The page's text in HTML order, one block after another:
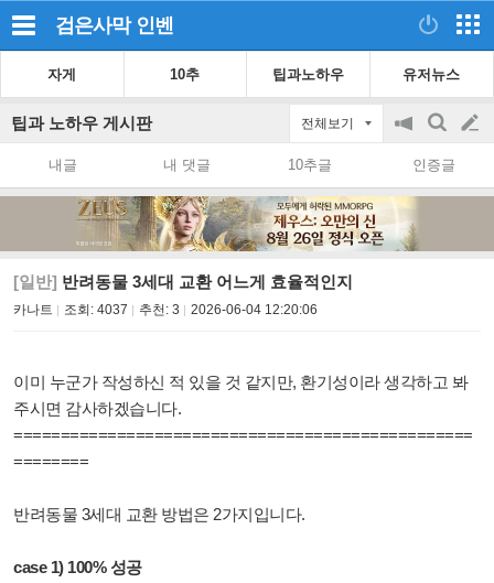
검은사막 인벤
자게 10추 팁과노하우 유저뉴스
팁과 노하우 게시판 전체보기
공
on/off
검
색
글
쓰
내글 내 댓글 10추글 인증글
[일반] 반려동물 3세대 교환 어느게 효율적인지
카나트 조회: 4037 추천: 3 2026-06-04 12:20:06
이미 누군가 작성하신 적 있을 것 같지만, 환기성이라 생각하고 봐
주시면 감사하겠습니다.
=================================================
========
반려동물 3세대 교환 방법은 2가지입니다.
case 1) 100% 성공